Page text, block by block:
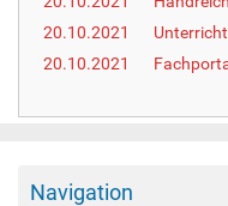
20.10.2021
20.10.2021
Navigation